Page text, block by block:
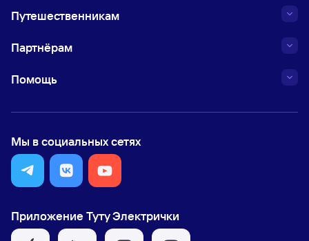
Путешественникам
Партнёрам
Помощь
Мы в социальных сетях
Приложение Туту Электрички